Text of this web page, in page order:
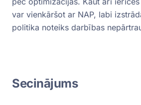
var vienkāršot ar NAP, labi
politika noteiks darbības
Secinājums